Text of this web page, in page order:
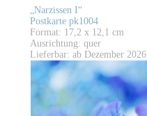
„Narzissen I“
Postkarte pk1004
Format: 17,2 x 12,1 cm
Ausrichtung: quer
Lieferbar: ab Dezember 2026